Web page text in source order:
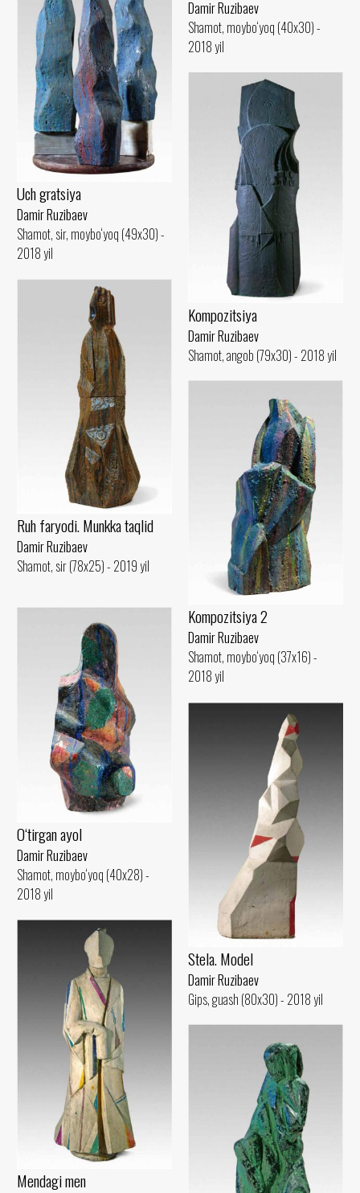
Damir Ruzibaev
Shamot, moybo‘yoq (40x30) -
2018 yil
Uch gratsiya
Damir Ruzibaev
Shamot, sir, moybo‘yoq (49x30) -
2018 yil
Kompozitsiya
Damir Ruzibaev
Shamot, angob (79x30) - 2018 yil
Ruh faryodi. Munkka taqlid
Damir Ruzibaev
Shamot, sir (78x25) - 2019 yil
Kompozitsiya 2
Damir Ruzibaev
Shamot, moybo‘yoq (37x16) -
2018 yil
O‘tirgan ayol
Damir Ruzibaev
Shamot, moybo‘yoq (40x28) -
2018 yil
Stela. Model
Damir Ruzibaev
Gips, guash (80x30) - 2018 yil
Mendagi men